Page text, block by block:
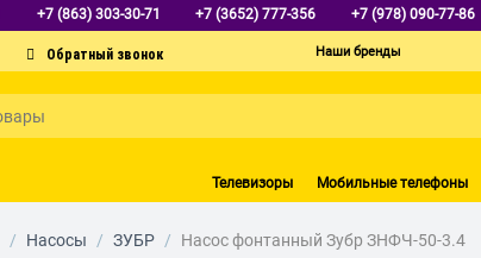
+7 (863) 303-30-71 +7 (3652) 777-356 +7 (978) 090-77-86
Наши бренды
Телевизоры Мобильные телефоны
/ Насосы / ЗУБР / Насос фонтанный Зубр ЗНФЧ-50-3.4